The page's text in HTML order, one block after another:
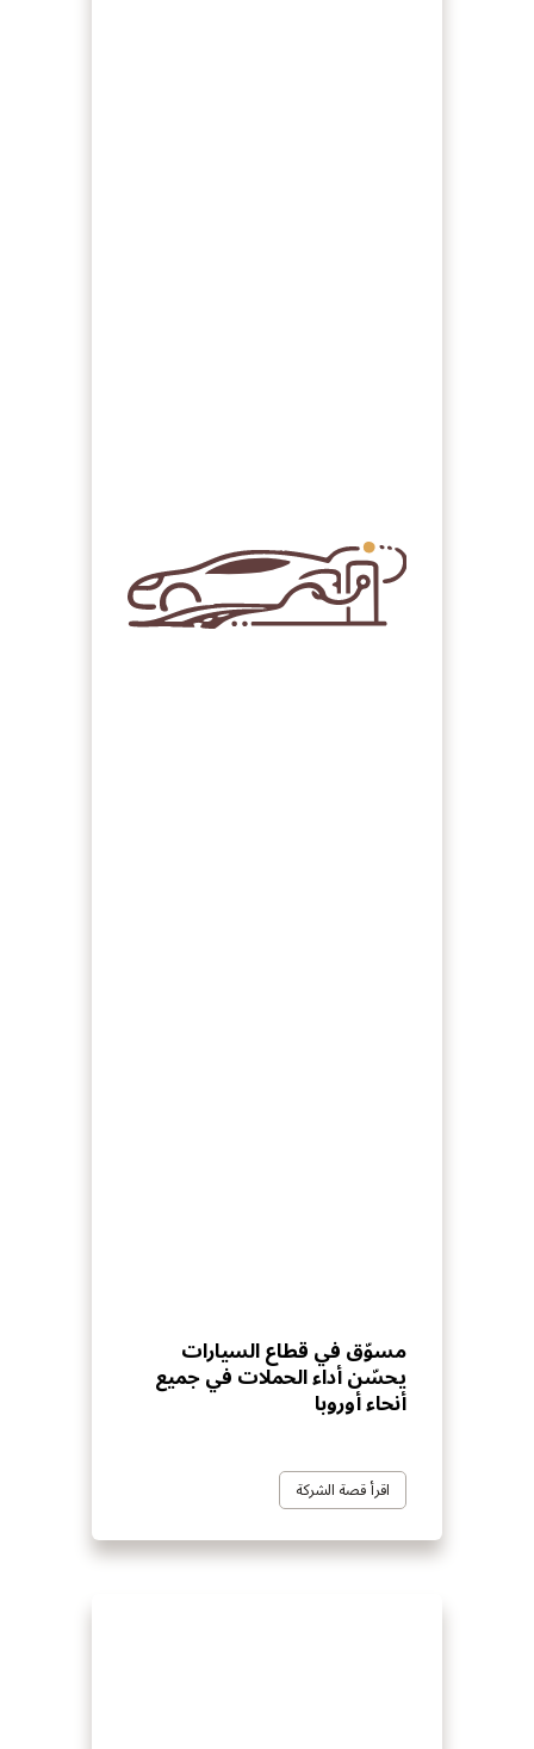
مسوّق في قطاع السيارات
يحسّن أداء الحملات في جميع
أنحاء أوروبا
اقرأ قصة الشركة